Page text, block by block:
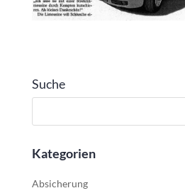
Suche
Kategorien
Absicherung